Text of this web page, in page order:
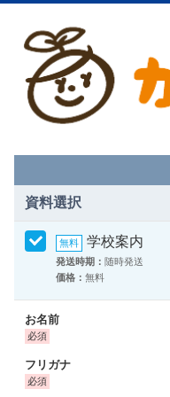
資料選択
学校案内
発送時期： 随時発送
価格： 無料
お名前
フリガナ